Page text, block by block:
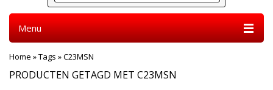
Menu
Home »Tags »C23MSN
PRODUCTEN GETAGD MET C23MSN